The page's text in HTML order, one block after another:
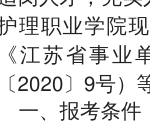
理职业学院
《江苏省事
〔2020〕 9号）
一、报考条件